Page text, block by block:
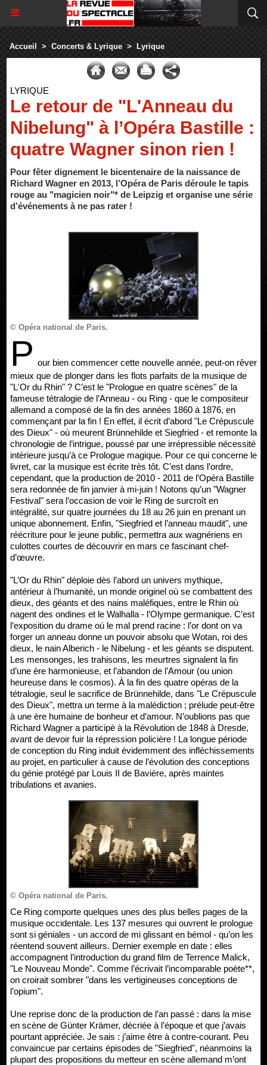
Accueil > Concerts & Lyrique > Lyrique
LYRIQUE
Le retour de "L'Anneau du
Nibelung" à l’Opéra Bastille :
quatre Wagner sinon rien !
Pour fêter dignement le bicentenaire de la naissance de
Richard Wagner en 2013, l’Opéra de Paris déroule le tapis
rouge au "magicien noir"* de Leipzig et organise une série
d’événements à ne pas rater !
© Opéra national de Paris.
P our bien commencer cette nouvelle année, peut-on rêver
mieux que de plonger dans les flots parfaits de la musique de
"L'Or du Rhin" ? C’est le "Prologue en quatre scènes" de la
fameuse tétralogie de l’Anneau - ou Ring - que le compositeur
allemand a composé de la fin des années 1860 à 1876, en
commençant par la fin ! En effet, il écrit d’abord "Le Crépuscule
des Dieux" - où meurent Brünnehilde et Siegfried - et remonte la
chronologie de l’intrigue, poussé par une irrépressible nécessité
intérieure jusqu’à ce Prologue magique. Pour ce qui concerne le
livret, car la musique est écrite très tôt. C’est dans l’ordre,
cependant, que la production de 2010 - 2011 de l’Opéra Bastille
sera redonnée de fin janvier à mi-juin ! Notons qu’un "Wagner
Festival" sera l’occasion de voir le Ring de surcroît en
intégralité, sur quatre journées du 18 au 26 juin en prenant un
unique abonnement. Enfin, "Siegfried et l’anneau maudit", une
réécriture pour le jeune public, permettra aux wagnériens en
culottes courtes de découvrir en mars ce fascinant chef-
d’œuvre.
"L’Or du Rhin" déploie dès l’abord un univers mythique,
antérieur à l’humanité, un monde originel où se combattent des
dieux, des géants et des nains maléfiques, entre le Rhin où
nagent des ondines et le Walhalla - l’Olympe germanique. C’est
l’exposition du drame où le mal prend racine : l’or dont on va
forger un anneau donne un pouvoir absolu que Wotan, roi des
dieux, le nain Alberich - le Nibelung - et les géants se disputent.
Les mensonges, les trahisons, les meurtres signalent la fin
d’une ère harmonieuse, et l’abandon de l’Amour (ou union
heureuse dans le cosmos). À la fin des quatre opéras de la
tétralogie, seul le sacrifice de Brünnehilde, dans "Le Crépuscule
des Dieux", mettra un terme à la malédiction ; prélude peut-être
à une ère humaine de bonheur et d’amour. N’oublions pas que
Richard Wagner a participé à la Révolution de 1848 à Dresde,
avant de devoir fuir la répression policière ! La longue période
de conception du Ring induit évidemment des infléchissements
au projet, en particulier à cause de l’évolution des conceptions
du génie protégé par Louis II de Bavière, après maintes
tribulations et avanies.
© Opéra national de Paris.
Ce Ring comporte quelques unes des plus belles pages de la
musique occidentale. Les 137 mesures qui ouvrent le prologue
sont si géniales - un accord de mi glissant en bémol - qu’on les
réentend souvent ailleurs. Dernier exemple en date : elles
accompagnent l’introduction du grand film de Terrence Malick,
"Le Nouveau Monde". Comme l’écrivait l’incomparable poète**,
on croirait sombrer "dans les vertigineuses conceptions de
l’opium".
Une reprise donc de la production de l’an passé : dans la mise
en scène de Günter Krämer, décriée à l’époque et que j’avais
pourtant appréciée. Je sais : j’aime être à contre-courant. Peu
convaincue par certains épisodes de "Siegfried", néanmoins la
plupart des propositions du metteur en scène allemand m’ont